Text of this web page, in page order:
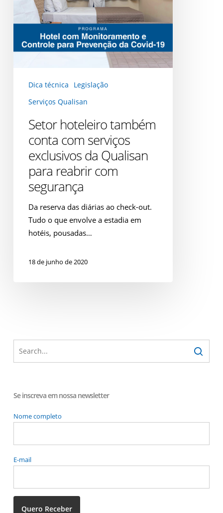
Qualisan
reabrir
Dica técnica
Legislação
Serviços Qualisan
Setor hoteleiro também
conta com serviços
exclusivos da Qualisan
para reabrir com
segurança
Da reserva das diárias ao check-out.
Tudo o que envolve a estadia em
hotéis, pousadas…
18 de junho de 2020
Se inscreva em nossa newsletter
Nome completo
E-mail